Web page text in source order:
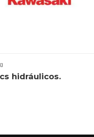
hidráulicos.